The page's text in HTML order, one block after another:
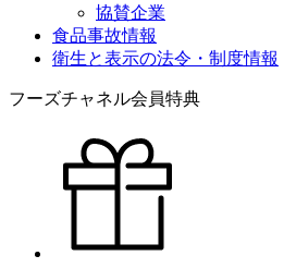
協賛企業
食品事故情報
衛生と表示の法令・制度情報
フーズチャネル会員特典